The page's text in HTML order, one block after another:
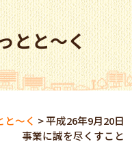
とと～く
～く >平成26年9月20日
事業に誠を尽くすこと